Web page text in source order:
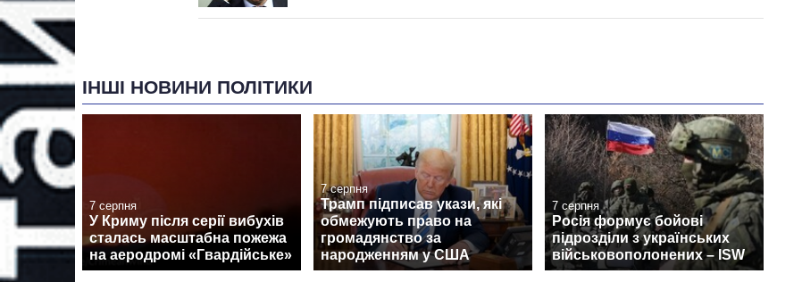
ІНШІ НОВИНИ ПОЛІТИКИ
7 серпня
У Криму після серії вибухів
сталась масштабна пожежа
на аеродромі «Гвардійське»
7 серпня
Трамп підписав укази, які
обмежують право на
громадянство за
народженням у США
7 серпня
Росія формує бойові
підрозділи з українських
військовополонених – ISW